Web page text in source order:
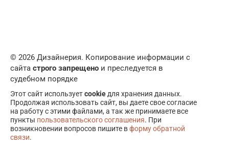
© 2026 Дизайнерия. Копирование информации с
сайта строго запрещено и преследуется в
судебном порядке
Этот сайт используетcookieдля хранения данных.
Продолжая использовать сайт, вы даете свое согласие
на работу с этими файлами, а так же принимаете все
пункты пользовательского соглашения. При
возникновении вопросов пишите вформу обратной
связи.